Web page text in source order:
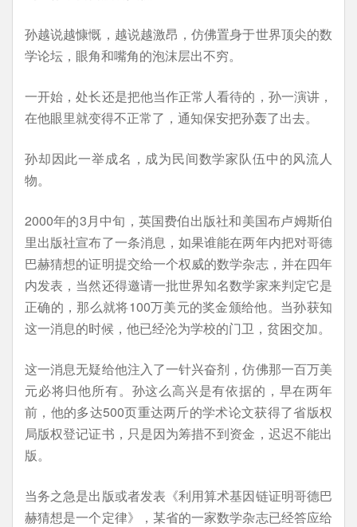
孙越说越慷慨，越说越激昂，仿佛置身于世界顶尖的数
学论坛，眼角和嘴角的泡沫层出不穷。
一开始，处长还是把他当作正常人看待的，孙一演讲，
在他眼里就变得不正常了，通知保安把孙轰了出去。
孙却因此一举成名，成为民间数学家队伍中的风流人
物。
2000年的3月中旬，英国费伯出版社和美国布卢姆斯伯
里出版社宣布了一条消息，如果谁能在两年内把对哥德
巴赫猜想的证明提交给一个权威的数学杂志，并在四年
内发表，当然还得邀请一批世界知名数学家来判定它是
正确的，那么就将100万美元的奖金颁给他。当孙获知
这一消息的时候，他已经沦为学校的门卫，贫困交加。
这一消息无疑给他注入了一针兴奋剂，仿佛那一百万美
元必将归他所有。孙这么高兴是有依据的，早在两年
前，他的多达500页重达两斤的学术论文获得了省版权
局版权登记证书，只是因为筹措不到资金，迟迟不能出
版。
当务之急是出版或者发表《利用算术基因链证明哥德巴
赫猜想是一个定律》，某省的一家数学杂志已经答应给